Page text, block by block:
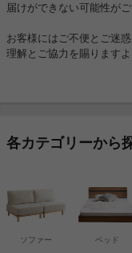
届けができない可能性がご
お客様にはご不便とご迷
理解とご協力を賜ります
各カテゴリーから
ソファー ベッド